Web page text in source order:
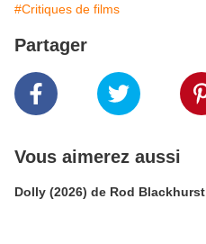
#Critiques de films
Partager
Vous aimerez aussi
Dolly (2026) de Rod Blackhurst